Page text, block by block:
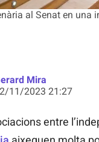
al Senat en una
Mira
11/2023 21:27
entre